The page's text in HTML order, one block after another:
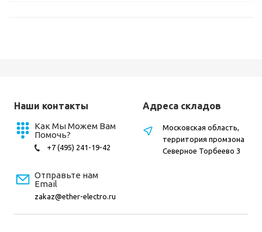
Наши контакты
Как Мы Можем Вам
Помочь?
+7 (495) 241-19-42
Отправьте нам
Email
zakaz@ether-electro.ru
Адреса складов
Московская область,
территория промзона
Северное Торбеево 3